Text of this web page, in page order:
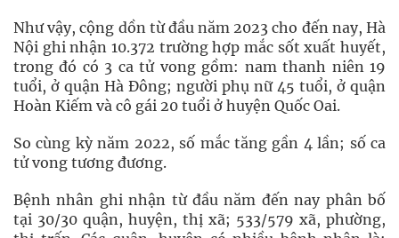
Như vậy, cộng dồn từ đầu năm 2023 cho đến nay, Hà
Nội ghi nhận 10.372 trường hợp mắc sốt xuất huyết,
trong đó có 3 ca tử vong gồm: nam thanh niên 19
tuổi, ở quận Hà Đông; người phụ nữ 45 tuổi, ở quận
Hoàn Kiếm và cô gái 20 tuổi ở huyện Quốc Oai.
So cùng kỳ năm 2022, số mắc tăng gần 4 lần; số ca
tử vong tương đương.
Bệnh nhân ghi nhận từ đầu năm đến nay phân bố
tại 30/30 quận, huyện, thị xã; 533/579 xã, phường,